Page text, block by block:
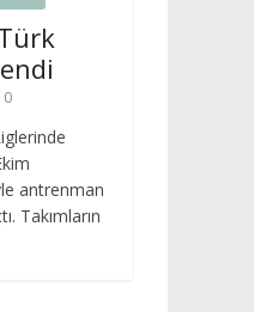
0
antrenman
Takımların